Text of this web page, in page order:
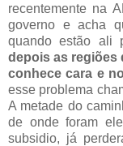
recentemente na
governo e acha
quando estão ali
depois as regiões
conhece cara e
esse problema
A metade do
de onde foram
subsidio, já